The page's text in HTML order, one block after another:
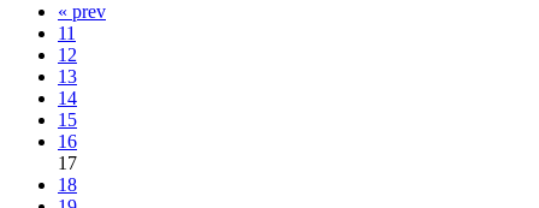
« prev
11
12
13
14
15
16
17
18